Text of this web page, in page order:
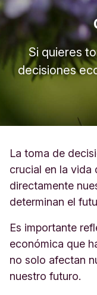
Si quieres
decisiones
La toma de
crucial en la vida
directamente
determinan el
Es importante
económica que
no solo afectan
nuestro futuro.